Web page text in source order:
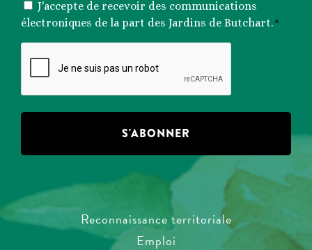
CONSENTEMENT
*
J'accepte de recevoir des communications
électroniques de la part des Jardins de Butchart.*
CAPTCHA
Reconnaissance territoriale
Emploi